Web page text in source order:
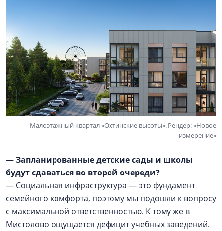
Малоэтажный квартал «Охтинские высоты». Рендер: «Новое
измерение»
— Запланированные детские сады и школы
будут сдаваться во второй очереди?
— Социальная инфраструктура — это фундамент
семейного комфорта, поэтому мы подошли к вопросу
с максимальной ответственностью. К тому же в
Мистолово ощущается дефицит учебных заведений.